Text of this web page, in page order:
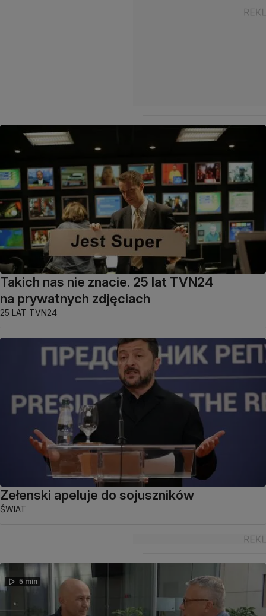
Takich nas nie znacie. 25 lat TVN24
na prywatnych zdjęciach
25 LAT TVN24
Zełenski apeluje do sojuszników
ŚWIAT
5 min